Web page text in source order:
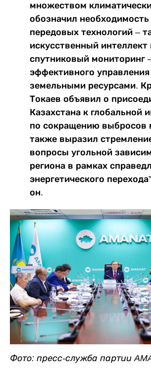
множеством
обозначил
передовых технологий –
искусственный интеллект
спутниковый мониторинг
эффективного
земельными ресурсами.
Токаев объявил о
Казахстана к глобальной
по сокращению выбросов
также выразил
вопросы угольной
региона в рамках
энергетического
он.
Фото: пресс-служба партии